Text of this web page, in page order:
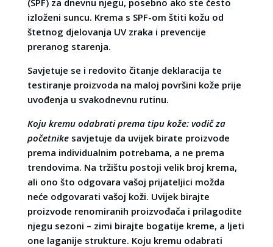
izloženi suncu. Krema s SPF-om štiti kožu od
štetnog djelovanja UV zraka i prevencije
preranog starenja.
Savjetuje se i redovito čitanje deklaracija te
testiranje proizvoda na maloj površini kože prije
uvođenja u svakodnevnu rutinu.
Koju kremu odabrati prema tipu kože: vodič za
početnikesavjetuje da uvijek birate proizvode
prema individualnim potrebama, a ne prema
trendovima. Na tržištu postoji velik broj krema,
ali ono što odgovara vašoj prijateljici možda
neće odgovarati vašoj koži. Uvijek birajte
proizvode renomiranih proizvođača i prilagodite
njegu sezoni – zimi birajte bogatije kreme, a ljeti
one laganije strukture. Koju kremu odabrati